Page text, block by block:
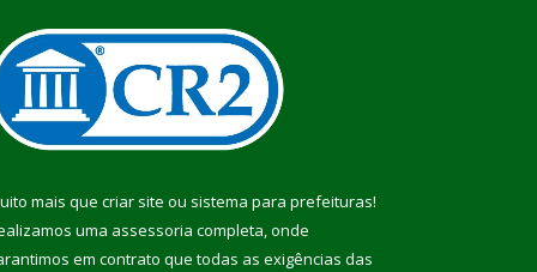
mais que criar site ou sistema para prefeituras!
uma assessoria completa, onde
em contrato que todas as exigências das